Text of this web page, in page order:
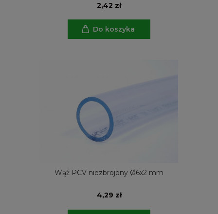
2,42 zł
Do koszyka
Wąż PCV niezbrojony Ø6x2 mm
4,29 zł